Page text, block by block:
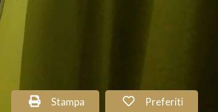
Preferiti
Stampa